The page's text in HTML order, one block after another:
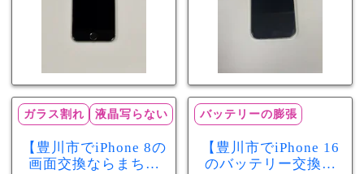
ガラス割れ 液晶写らない
【豊川市でiPhone 8の
画面交換ならまちス
バッテリーの膨張
【豊川市でiPhone 16
のバッテリー交換な